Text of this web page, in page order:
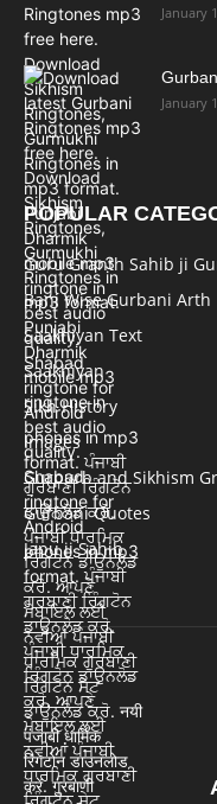
January
January
POPULAR
Guru Granth Sahib ji
Bani Wise Gurbani Arth
Saakhiyan Text
Saakhiyan
Sikh History
Images
Gurpurb and Sikhism
Gurbani Quotes
Japu ji Sahib